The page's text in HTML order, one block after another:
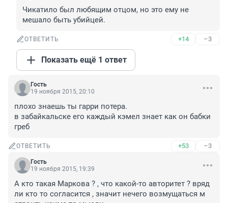
Чикатило был любящим отцом, но это ему не
мешало быть убийцей.
ОТВЕТИТЬ +14 –3
Показать ещё 1 ответ
Гость
19 ноября 2015, 20:10
плохо знаешь ты гарри потера.
в забайкальске его каждый кэмел знает как он бабки
греб
ОТВЕТИТЬ +53 –3
Гость
19 ноября 2015, 19:39
А кто такая Маркова ? , что какой-то авторитет ? вряд
ли кто то согласится , значит нечего возмущаться м